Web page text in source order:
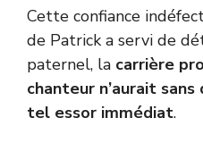
Cette confiance
de Patrick a servi de
paternel, la carrière
chanteur n’aurait
tel essor immédiat.